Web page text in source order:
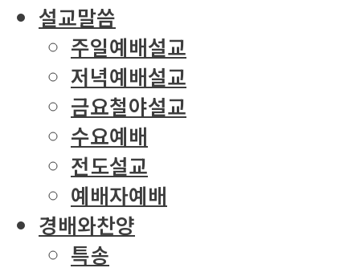
설교말씀
주일예배설교
저녁예배설교
금요철야설교
수요예배
전도설교
예배자예배
경배와찬양
특송